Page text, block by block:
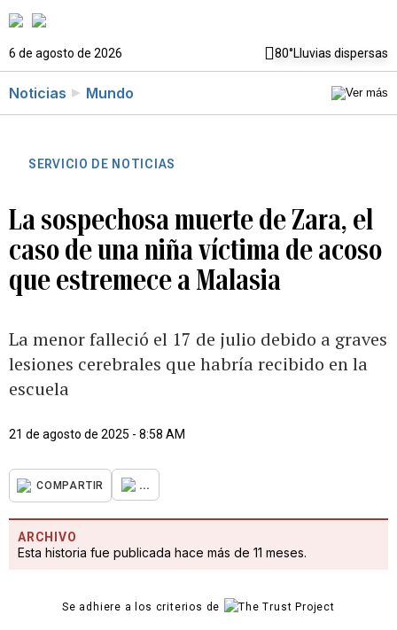
6 de agosto de 2026 80°Lluvias dispersas
Noticias Mundo
SERVICIO DE NOTICIAS
La sospechosa muerte de Zara, el
caso de una niña víctima de acoso
que estremece a Malasia
La menor falleció el 17 de julio debido a graves
lesiones cerebrales que habría recibido en la
escuela
21 de agosto de 2025 - 8:58 AM
COMPARTIR ...
ARCHIVO
Esta historia fue publicada hace más de 11 meses.
Se adhiere a los criterios de